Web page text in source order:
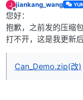
J
离线
jiankang_wang
您好：
抱歉，之前发的压缩
打不开，这是我更新后
Can_Demo.zip(改)